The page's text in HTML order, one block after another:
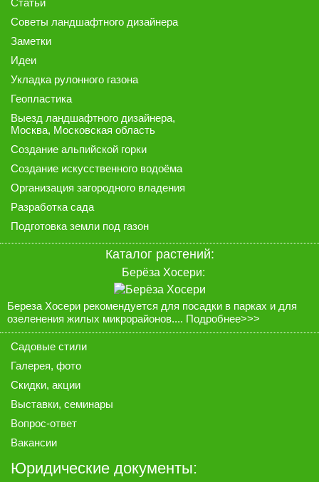
Статьи
Советы ландшафтного дизайнера
Заметки
Идеи
Укладка рулонного газона
Геопластика
Выезд ландшафтного дизайнера,
Москва, Московская область
Создание альпийской горки
Создание искусственного водоёма
Организация загородного владения
Разработка сада
Подготовка земли под газон
Каталог растений:
Берёза Хосери:
Береза Хосери рекомендуется для посадки в парках и для
озеленения жилых микрорайонов.... Подробнее>>>
Садовые стили
Галерея, фото
Скидки, акции
Выставки, семинары
Вопрос-ответ
Вакансии
Юридические документы: